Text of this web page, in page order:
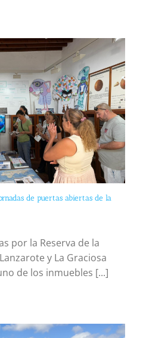
de puertas abiertas de la
por la Reserva de la
y La Graciosa
de los inmuebles [...]